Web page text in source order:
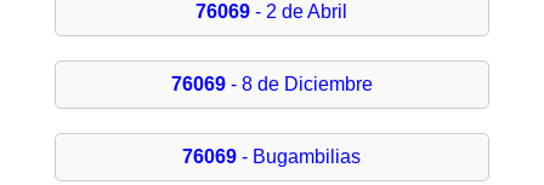
76069 - 2 de Abril
76069- 8 de Diciembre
76069 - Bugambilias